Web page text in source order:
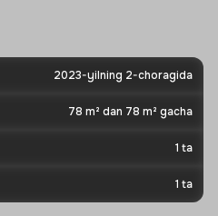
2023-yilning 2-choragida
78 m² dan 78 m² gacha
1 ta
1 ta